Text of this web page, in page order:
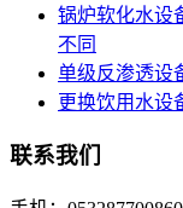
锅炉软化水设
不同
单级反渗透设
更换饮用水设
联系我们